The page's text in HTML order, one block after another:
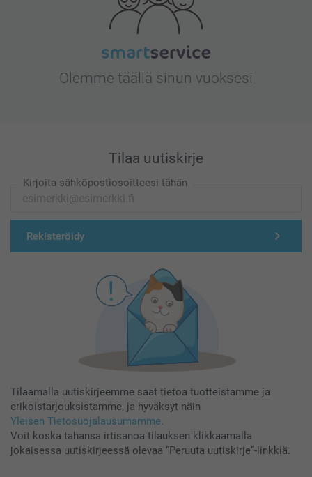
Olemme täällä sinun vuoksesi
Tilaa uutiskirje
Kirjoita sähköpostiosoitteesi tähän
Rekisteröidy
Tilaamalla uutiskirjeemme saat tietoa tuotteistamme ja
erikoistarjouksistamme, ja hyväksyt näin
Yleisen Tietosuojalausumamme.
Voit koska tahansa irtisanoa tilauksen klikkaamalla
jokaisessa uutiskirjeessä olevaa “Peruuta uutiskirje”-linkkiä.